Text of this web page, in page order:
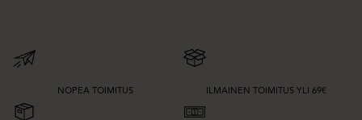
NOPEA TOIMITUS ILMAINEN TOIMITUS YLI 69€